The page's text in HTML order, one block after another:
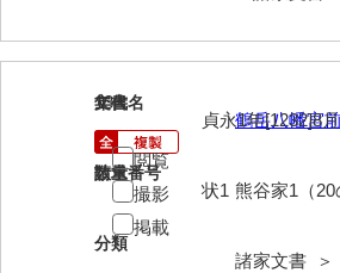
河崎家文書
河崎家文書（旧神代村）
河田家文書
河野家文書（美祢市）
13
文書名
鶴岳八幡宮
請求番号
熊谷家1（20
分類
諸家文書 ＞
年代
貞永1年[1232]8
数量
状1
閲覧
撮影
掲載